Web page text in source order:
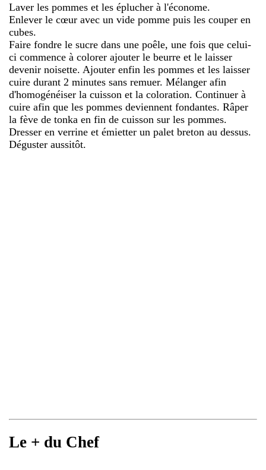
Laver les pommes et les éplucher à l'économe.
Enlever le cœur avec un vide pomme puis les couper en
cubes.
Faire fondre le sucre dans une poêle, une fois que celui-
ci commence à colorer ajouter le beurre et le laisser
devenir noisette. Ajouter enfin les pommes et les laisser
cuire durant 2 minutes sans remuer. Mélanger afin
d'homogénéiser la cuisson et la coloration. Continuer à
cuire afin que les pommes deviennent fondantes. Râper
la fève de tonka en fin de cuisson sur les pommes.
Dresser en verrine et émietter un palet breton au dessus.
Déguster aussitôt.
Le + du Chef